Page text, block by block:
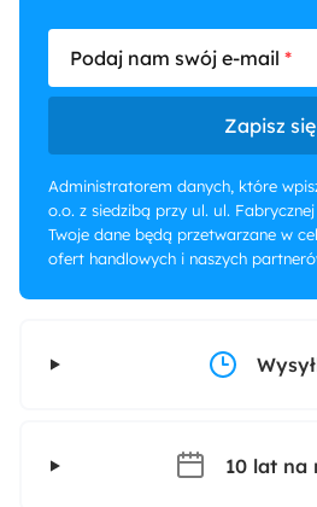
Podaj nam swój e-mail
Zapisz się
Administratorem danych, które
o.o. z siedzibą przy ul. ul. Fabrycznej
Twoje dane będą przetwarzane w
ofert handlowych i naszych
10 lat na